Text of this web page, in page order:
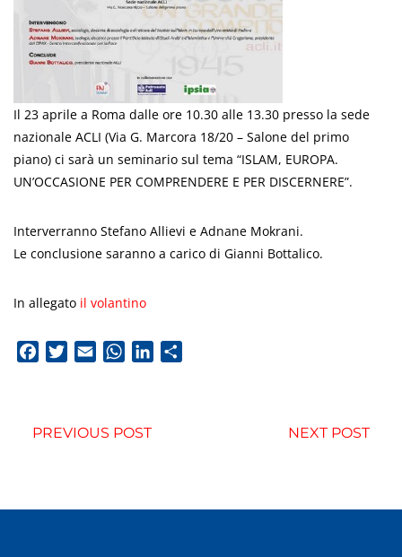
Il 23 aprile a Roma dalle ore 10.30 alle 13.30 presso la sede
nazionale ACLI (Via G. Marcora 18/20 – Salone del primo
piano) ci sarà un seminario sul tema “ISLAM, EUROPA.
UN’OCCASIONE PER COMPRENDERE E PER DISCERNERE”.
Interverranno Stefano Allievi e Adnane Mokrani.
Le conclusione saranno a carico di Gianni Bottalico.
In allegato il volantino
FacebookTwitterEmail WhatsApp
LinkedIn
PREVIOUS POST NEXT POST